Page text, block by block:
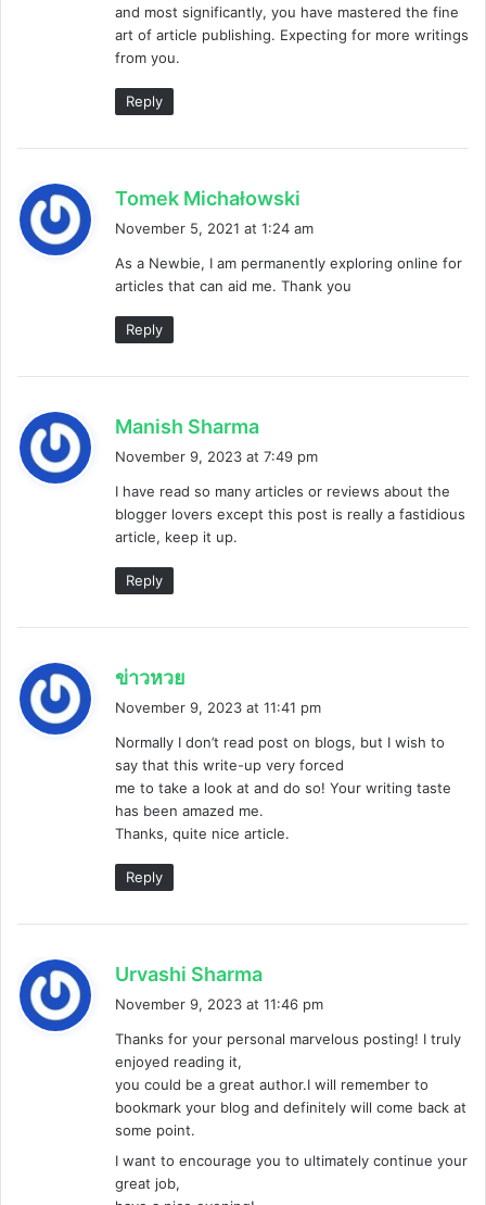
:
and most significantly, you have mastered the fine
art of article publishing. Expecting for more writings
from you.
Reply
Tomek Michałowski
s
:
November 5, 2021 at 1:24 am
As a Newbie, I am permanently exploring online for
articles that can aid me. Thank you
Reply
Manish Sharma
s
:
November 9, 2023 at 7:49 pm
I have read so many articles or reviews about the
blogger lovers except this post is really a fastidious
article, keep it up.
Reply
ข่าวหวย
s
:
November 9, 2023 at 11:41 pm
Normally I don’t read post on blogs, but I wish to
say that this write-up very forced
me to take a look at and do so! Your writing taste
has been amazed me.
Thanks, quite nice article.
Reply
Urvashi Sharma
s
November 9, 2023 at 11:46 pm
Thanks for your personal marvelous posting! I truly
enjoyed reading it,
you could be a great author.I will remember to
bookmark your blog and definitely will come back at
some point.
I want to encourage you to ultimately continue your
great job,